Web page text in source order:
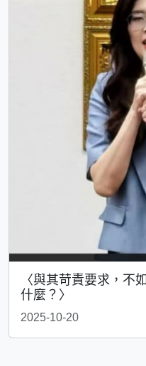
〈與其苛責要求，不
什麼？〉
2025-10-20